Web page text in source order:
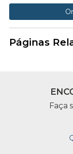
Páginas
Faça